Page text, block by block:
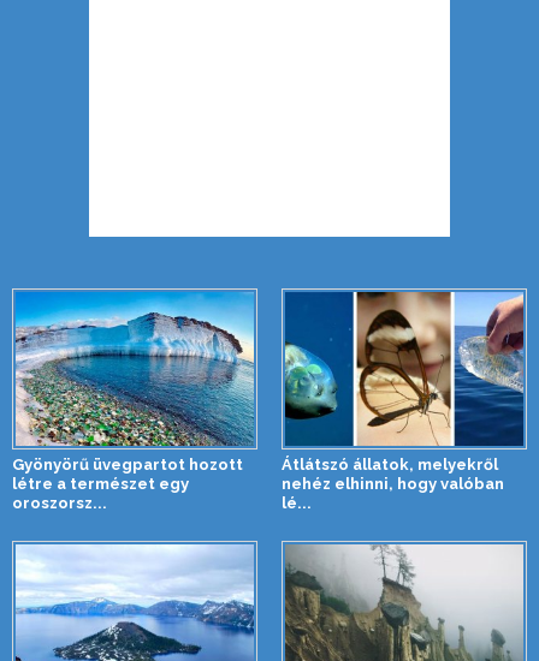
Gyönyörű üvegpartot hozott
létre a természet egy
oroszorsz...
Átlátszó állatok, melyekről
nehéz elhinni, hogy valóban
lé...